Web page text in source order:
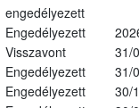
engedélyezett
Engedélyezett
Visszavont
31/
Engedélyezett
31/
Engedélyezett
30/